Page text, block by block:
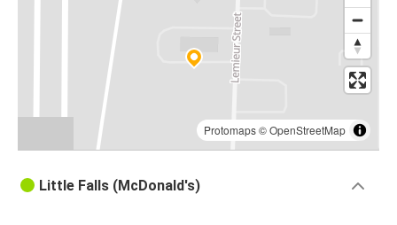
Protomaps©OpenStreetMap
Little Falls (McDonald's)